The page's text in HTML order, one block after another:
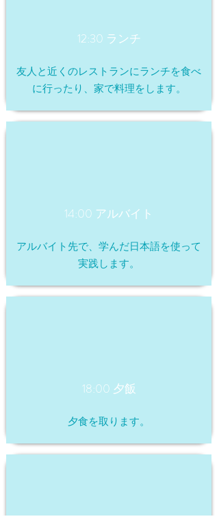
12:30 ランチ
友人と近くのレストランにランチを食べ
に行ったり、家で料理をします。
14:00 アルバイト
アルバイト先で、学んだ日本語を使って
実践します。
18:00 夕飯
夕食を取ります。